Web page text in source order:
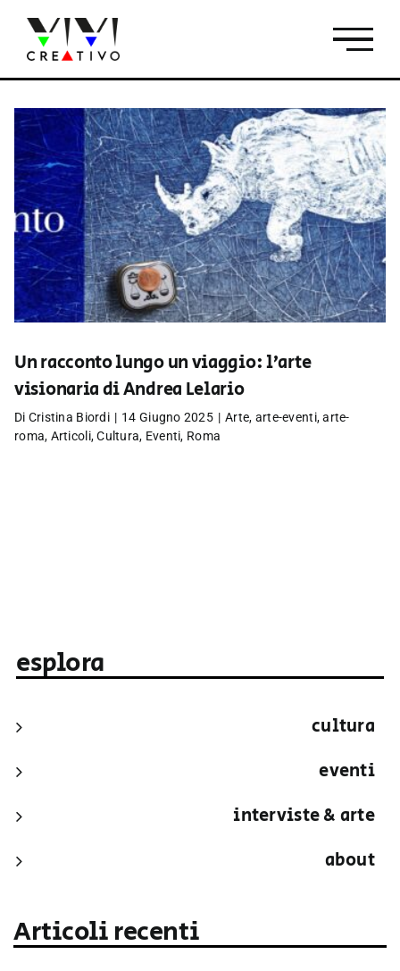
contenuto
Un racconto lungo un viaggio: l’arte
visionaria di Andrea Lelario
Di Cristina Biordi | 14 Giugno 2025 | Arte, arte-eventi,arte-
roma, Articoli,Cultura, Eventi, Roma
esplora
cultura
eventi
interviste & arte
about
Articoli recenti